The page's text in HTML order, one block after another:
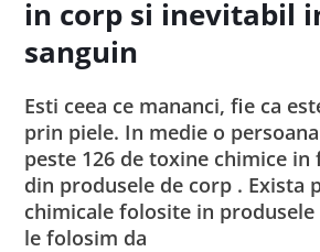
in corp si inevitabil
sanguin
Esti ceea ce mananci, fie ca
prin piele. In medie o
peste 126 de toxine chimice in
din produsele de corp . Exista
chimicale folosite in produsele
le folosim da